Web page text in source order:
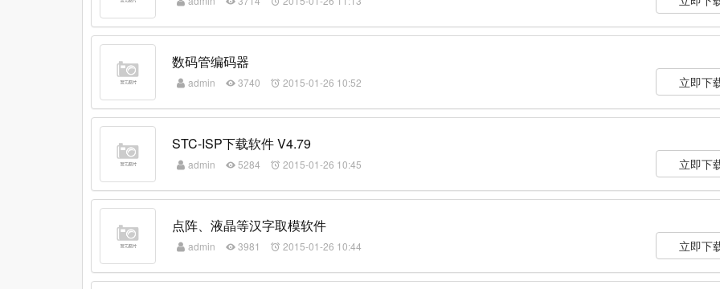
数码管编码器
admin 3740 2015-01-26 10:52 立即下
STC-ISP下载软件 V4.79
admin 5284 2015-01-26 10:45 立即下
点阵、液晶等汉字取模软件
admin 3981 2015-01-26 10:44 立即下